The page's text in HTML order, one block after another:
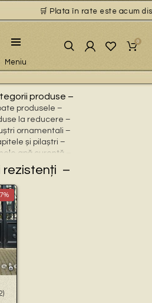
🛒 Plata în rate este acum
Meniu
0
produse –
produsele –
la reducere –
ornamentali –
și pilaștri –
apă curentă –
arteziene –
de cadouri –
cu personaje –
pentru flori –
și stative –
animale sălbatice –
animale domestice –
buddha –
cu coșulețe –
gargoyles –
și îngerași –
păsări –
pentru fântâni –
rezistenți